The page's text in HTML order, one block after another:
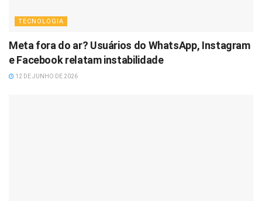
TECNOLOGIA
Meta fora do ar? Usuários do WhatsApp, Instagram
e Facebook relatam instabilidade
12 DE JUNHO DE 2026